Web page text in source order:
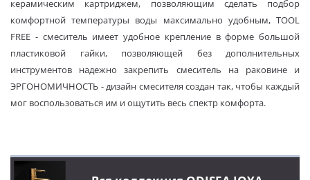
керамическим картриджем, позволяющим сделать подбор
комфортной температуры воды максимально удобным, TOOL
FREE - смеситель имеет удобное крепление в форме большой
пластиковой гайки, позволяющей без дополнительных
инструментов надежно закрепить смеситель на раковине и
ЭРГОНОМИЧНОСТЬ - дизайн смесителя создан так, чтобы каждый
мог воспользоваться им и ощутить весь спектр комфорта.